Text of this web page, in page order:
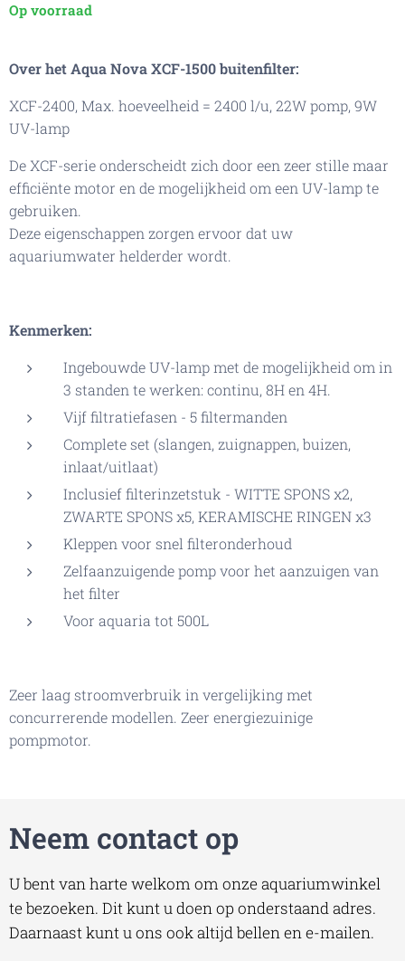
Op voorraad
Over het Aqua Nova XCF-1500 buitenfilter:
XCF-2400, Max. hoeveelheid = 2400 l/u, 22W pomp, 9W
UV-lamp
De XCF-serie onderscheidt zich door een zeer stille maar
efficiënte motor en de mogelijkheid om een UV-lamp te
gebruiken.
Deze eigenschappen zorgen ervoor dat uw
aquariumwater helderder wordt.
Kenmerken:
Ingebouwde UV-lamp met de mogelijkheid om in
3 standen te werken: continu, 8H en 4H.
Vijf filtratiefasen - 5 filtermanden
Complete set (slangen, zuignappen, buizen,
inlaat/uitlaat)
Inclusief filterinzetstuk - WITTE SPONS x2,
ZWARTE SPONS x5, KERAMISCHE RINGEN x3
Kleppen voor snel filteronderhoud
Zelfaanzuigende pomp voor het aanzuigen van
het filter
Voor aquaria tot 500L
Zeer laag stroomverbruik in vergelijking met
concurrerende modellen. Zeer energiezuinige
pompmotor.
Neem contact op
U bent van harte welkom om onze aquariumwinkel
te bezoeken. Dit kunt u doen op onderstaand adres.
Daarnaast kunt u ons ook altijd bellen en e-mailen.